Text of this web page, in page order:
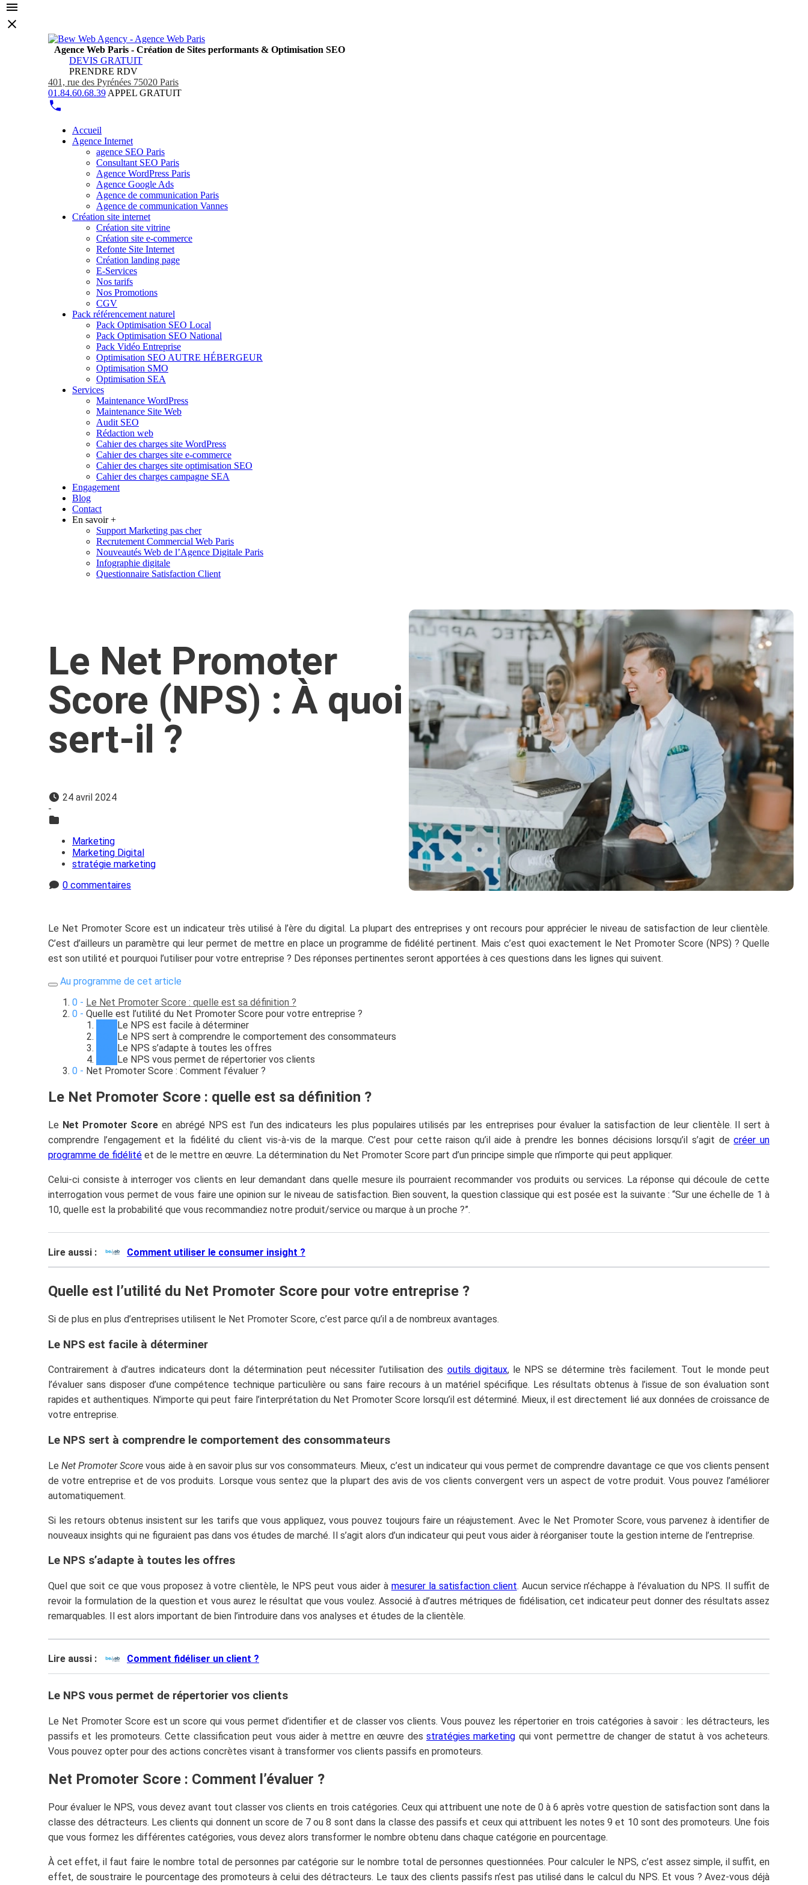
Agence Web Paris - Création de Sites performants & Optimisation SEO
DEVIS GRATUIT
PRENDRE RDV
401, rue des Pyrénées 75020 Paris
01.84.60.68.39 APPEL GRATUIT
Accueil
Agence Internet
agence SEO Paris
Consultant SEO Paris
Agence WordPress Paris
Agence Google Ads
Agence de communication Paris
Agence de communication Vannes
Création site internet
Création site vitrine
Création site e-commerce
Refonte Site Internet
Création landing page
E-Services
Nos tarifs
Nos Promotions
CGV
Pack référencement naturel
Pack Optimisation SEO Local
Pack Optimisation SEO National
Pack Vidéo Entreprise
Optimisation SEO AUTRE HÉBERGEUR
Optimisation SMO
Optimisation SEA
Services
Maintenance WordPress
Maintenance Site Web
Audit SEO
Rédaction web
Cahier des charges site WordPress
Cahier des charges site e-commerce
Cahier des charges site optimisation SEO
Cahier des charges campagne SEA
Engagement
Blog
Contact
En savoir +
Support Marketing pas cher
Recrutement Commercial Web Paris
Nouveautés Web de l’Agence Digitale Paris
Infographie digitale
Questionnaire Satisfaction Client
Le Net Promoter
Score (NPS) : À quoi
sert-il ?
24 avril 2024
-
Marketing
Marketing Digital
stratégie marketing
0 commentaires
Le Net Promoter Score est un indicateur très utilisé à l’ère du digital. La plupart des entreprises y ont recours pour apprécier le niveau de satisfaction de leur clientèle.
C’est d’ailleurs un paramètre qui leur permet de mettre en place un programme de fidélité pertinent. Mais c’est quoi exactement le Net Promoter Score (NPS) ? Quelle
est son utilité et pourquoi l’utiliser pour votre entreprise ? Des réponses pertinentes seront apportées à ces questions dans les lignes qui suivent.
Au programme de cet article
Le Net Promoter Score : quelle est sa définition ?
Quelle est l’utilité du Net Promoter Score pour votre entreprise ?
Le NPS est facile à déterminer
Le NPS sert à comprendre le comportement des consommateurs
Le NPS s’adapte à toutes les offres
Le NPS vous permet de répertorier vos clients
Net Promoter Score : Comment l’évaluer ?
Le Net Promoter Score : quelle est sa définition ?
Le Net Promoter Score en abrégé NPS est l’un des indicateurs les plus populaires utilisés par les entreprises pour évaluer la satisfaction de leur clientèle. Il sert à
comprendre l’engagement et la fidélité du client vis-à-vis de la marque. C’est pour cette raison qu’il aide à prendre les bonnes décisions lorsqu’il s’agit decréer un
programme de fidélité et de le mettre en œuvre. La détermination du Net Promoter Score part d’un principe simple que n’importe qui peut appliquer.
Celui-ci consiste à interroger vos clients en leur demandant dans quelle mesure ils pourraient recommander vos produits ou services. La réponse qui découle de cette
interrogation vous permet de vous faire une opinion sur le niveau de satisfaction. Bien souvent, la question classique qui est posée est la suivante : “Sur une échelle de 1 à
10, quelle est la probabilité que vous recommandiez notre produit/service ou marque à un proche ?”.
Lire aussi : Comment utiliser le consumer insight ?
Quelle est l’utilité du Net Promoter Score pour votre entreprise ?
Si de plus en plus d’entreprises utilisent le Net Promoter Score, c’est parce qu’il a de nombreux avantages.
Le NPS est facile à déterminer
Contrairement à d’autres indicateurs dont la détermination peut nécessiter l’utilisation des outils digitaux, le NPS se détermine très facilement. Tout le monde peut
l’évaluer sans disposer d’une compétence technique particulière ou sans faire recours à un matériel spécifique. Les résultats obtenus à l’issue de son évaluation sont
rapides et authentiques. N’importe qui peut faire l’interprétation du Net Promoter Score lorsqu’il est déterminé. Mieux, il est directement lié aux données de croissance de
votre entreprise.
Le NPS sert à comprendre le comportement des consommateurs
LeNet Promoter Score vous aide à en savoir plus sur vos consommateurs. Mieux, c’est un indicateur qui vous permet de comprendre davantage ce que vos clients pensent
de votre entreprise et de vos produits. Lorsque vous sentez que la plupart des avis de vos clients convergent vers un aspect de votre produit. Vous pouvez l’améliorer
automatiquement.
Si les retours obtenus insistent sur les tarifs que vous appliquez, vous pouvez toujours faire un réajustement. Avec le Net Promoter Score, vous parvenez à identifier de
nouveaux insights qui ne figuraient pas dans vos études de marché. Il s’agit alors d’un indicateur qui peut vous aider à réorganiser toute la gestion interne de l’entreprise.
Le NPS s’adapte à toutes les offres
Quel que soit ce que vous proposez à votre clientèle, le NPS peut vous aider à mesurer la satisfaction client. Aucun service n’échappe à l’évaluation du NPS. Il suffit de
revoir la formulation de la question et vous aurez le résultat que vous voulez. Associé à d’autres métriques de fidélisation, cet indicateur peut donner des résultats assez
remarquables. Il est alors important de bien l’introduire dans vos analyses et études de la clientèle.
Lire aussi : Comment fidéliser un client ?
Le NPS vous permet de répertorier vos clients
Le Net Promoter Score est un score qui vous permet d’identifier et de classer vos clients. Vous pouvez les répertorier en trois catégories à savoir : les détracteurs, les
passifs et les promoteurs. Cette classification peut vous aider à mettre en œuvre desstratégies marketing qui vont permettre de changer de statut à vos acheteurs.
Vous pouvez opter pour des actions concrètes visant à transformer vos clients passifs en promoteurs.
Net Promoter Score : Comment l’évaluer ?
Pour évaluer le NPS, vous devez avant tout classer vos clients en trois catégories. Ceux qui attribuent une note de 0 à 6 après votre question de satisfaction sont dans la
classe des détracteurs. Les clients qui donnent un score de 7 ou 8 sont dans la classe des passifs et ceux qui attribuent les notes 9 et 10 sont des promoteurs. Une fois
que vous formez les différentes catégories, vous devez alors transformer le nombre obtenu dans chaque catégorie en pourcentage.
À cet effet, il faut faire le nombre total de personnes par catégorie sur le nombre total de personnes questionnées. Pour calculer le NPS, c’est assez simple, il suffit, en
effet, de soustraire le pourcentage des promoteurs à celui des détracteurs. Le taux des clients passifs n’est pas utilisé dans le calcul du NPS. Et vous ? Avez-vous déjà
!
Inscris-toi gratuitement à la Newsletter pour
entreprise.
Votre adresse email ne sera jamais divulguée ou
revendue. Vous pouvez vous désinscrire à tout